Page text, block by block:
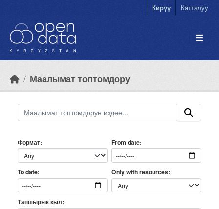
Кирүү Катталуу
Маалымат топтомдору
Формат From date
To date Only with resources
Тапшырык кыл